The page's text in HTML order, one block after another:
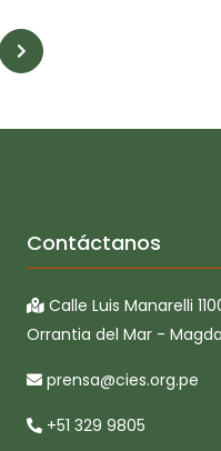
Contáctanos
Calle Luis Manarelli
Orrantia del Mar -
prensa@cies.org.pe
+51 329 9805